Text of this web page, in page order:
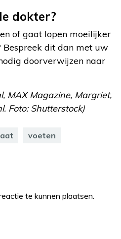
dokter?
of gaat lopen moeilijker
dit dan met uw
doorverwijzen naar
MAX Magazine, Margriet,
Foto: Shutterstock)
voeten
te kunnen plaatsen.